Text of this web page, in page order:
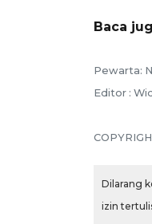
Baca
Pewarta:
Editor :
Dilarang
izin